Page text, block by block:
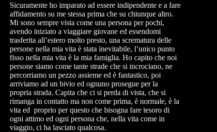
Sicuramente ho imparato ad essere indipendente e a fare
affidamento su me stessa prima che su chiunque altro.
Mi sono sempre vista come una persona per pochi,
avendo iniziato a viaggiare giovane ed essendomi
trasferita all’estero molto presto, una scrematura delle
persone nella mia vita è stata inevitabile, l’unico punto
fisso nella mia vita è la mia famiglia. Ho capito che noi
persone siamo come tante strade che si incrociano, ne
percorriamo un pezzo assieme ed è fantastico, poi
arriviamo ad un bivio ed ognuno prosegue per la
propria strada. Capita che ci si perda di vista, che si
rimanga in contatto ma non come prima, è normale, è la
vita ed proprio per questo che bisogna fare tesoro di
ogni attimo ed ogni persona che, nella vita come in
viaggio, ci ha lasciato qualcosa.